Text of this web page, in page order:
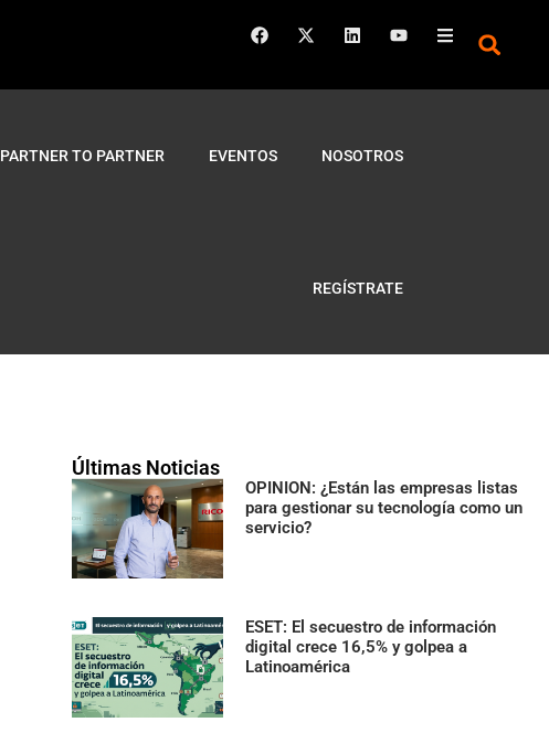
PARTNER TO PARTNER EVENTOS NOSOTROS
REGÍSTRATE
Últimas Noticias
OPINION: ¿Están las empresas listas
para gestionar su tecnología como un
servicio?
ESET: El secuestro de información
digital crece 16,5% y golpea a
Latinoamérica